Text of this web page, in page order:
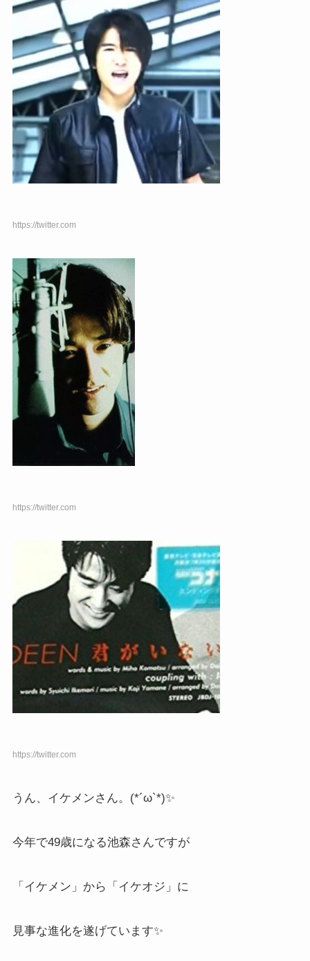
https://twitter.com
https://twitter.com
https://twitter.com
うん、イケメンさん。(*´ω`*)✨
今年で49歳になる池森さんですが
「イケメン」から「イケオジ」に
見事な進化を遂げています✨